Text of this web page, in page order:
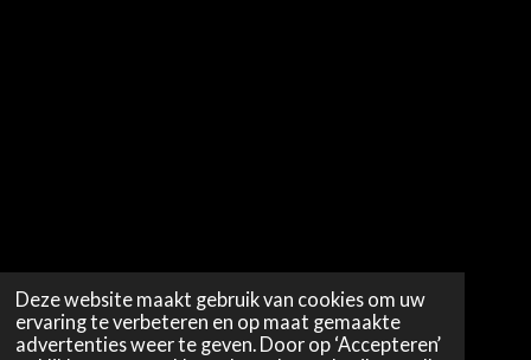
Deze website maakt gebruik van cookies om uw
ervaring te verbeteren en op maat gemaakte
advertenties weer te geven. Door op ‘Accepteren’